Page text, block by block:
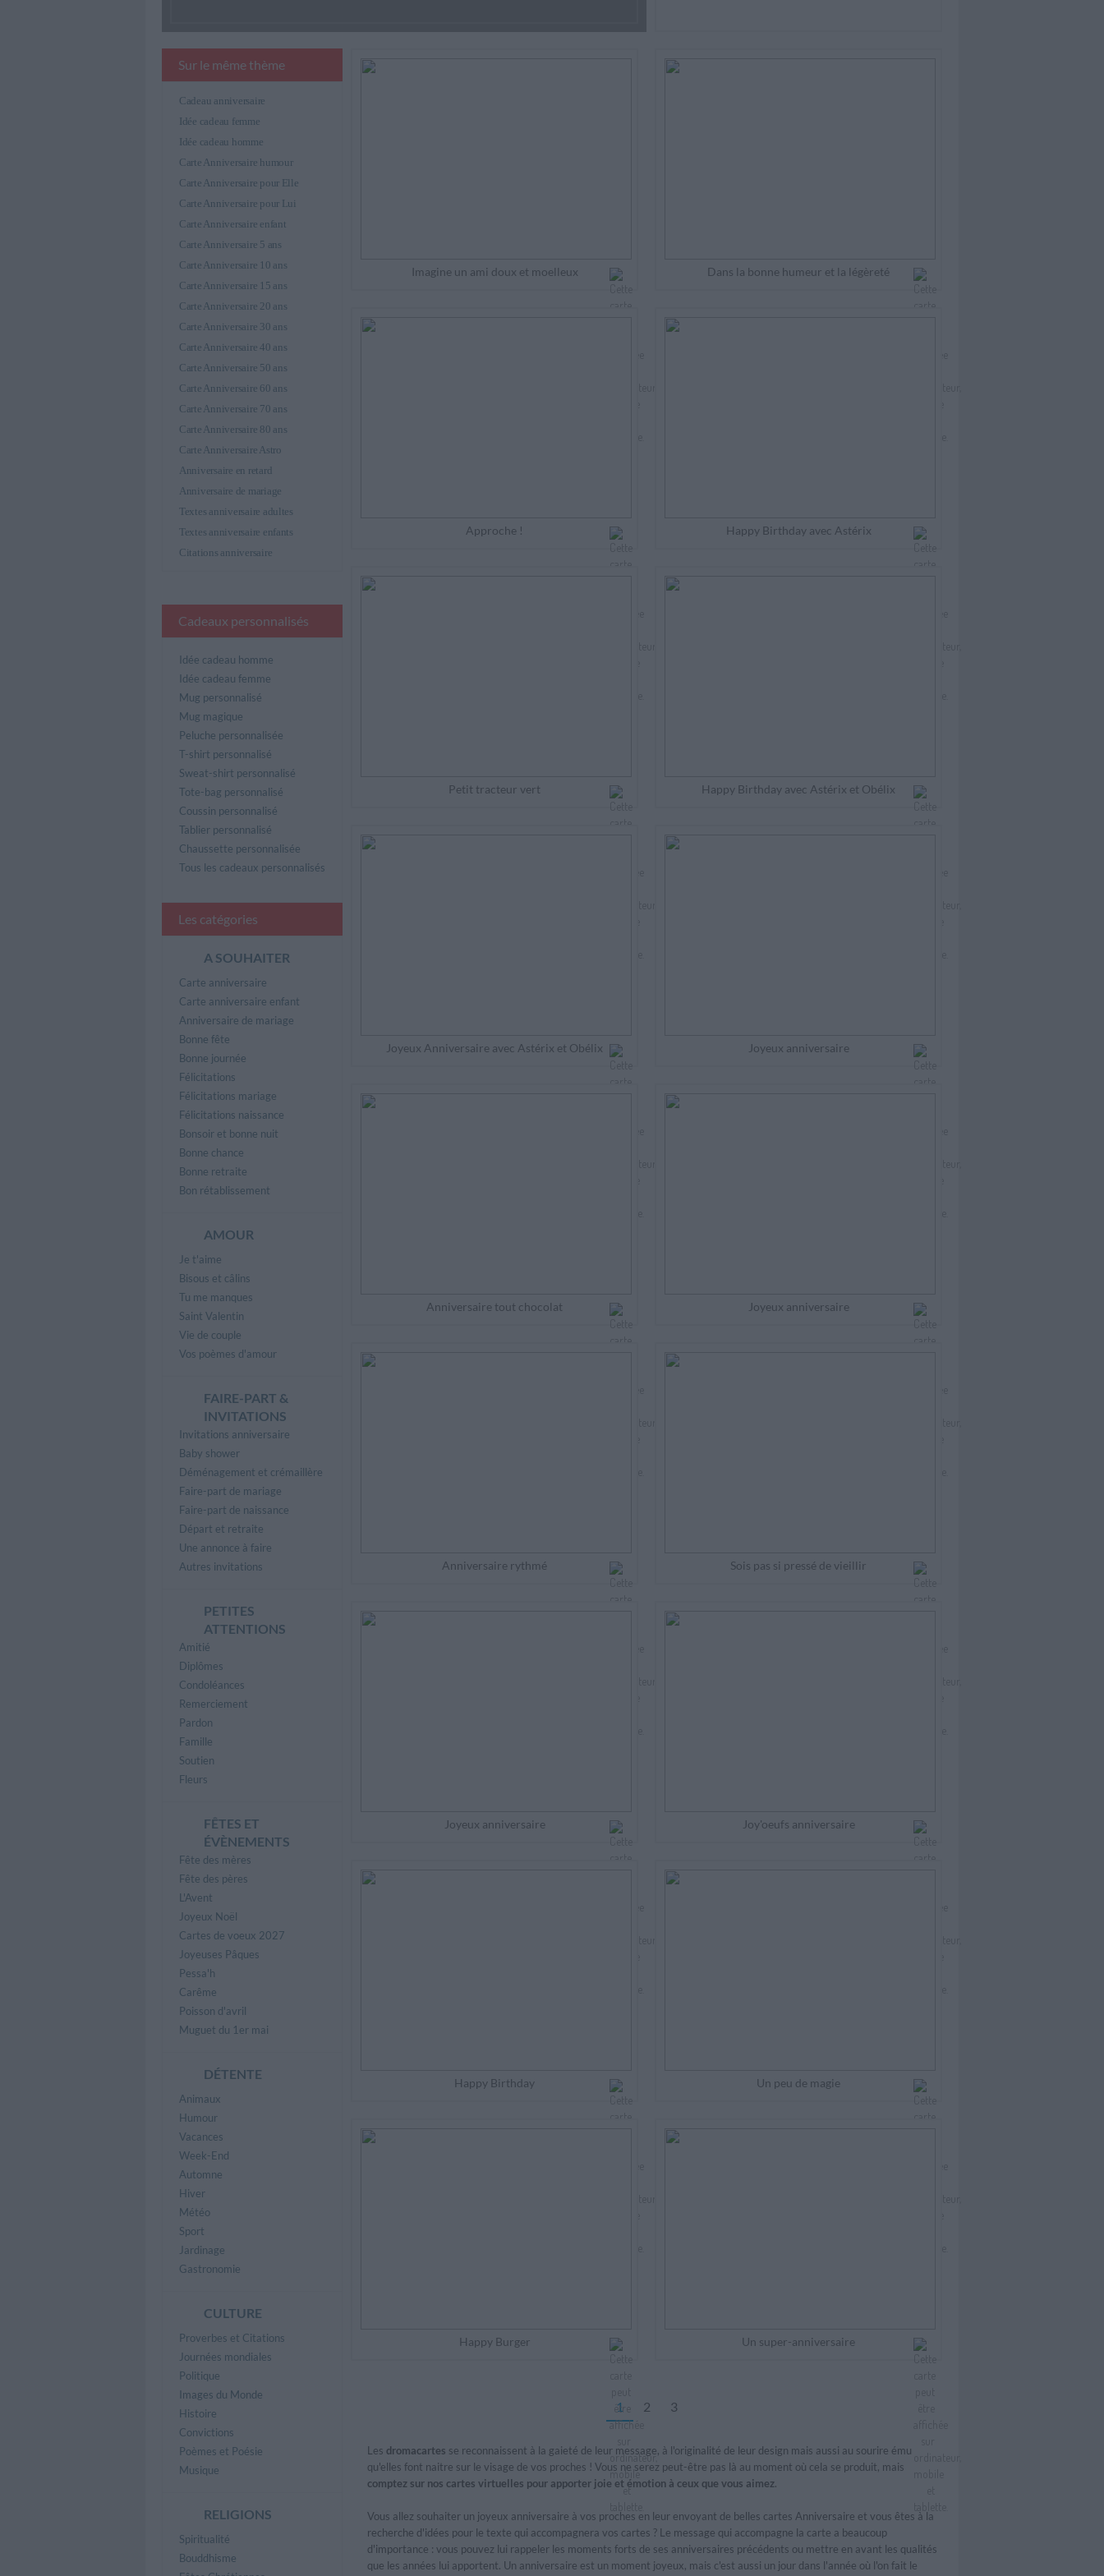
Imagine un ami doux et moelleux Dans la bonne humeur et la légèreté
Approche ! Happy Birthday avec Astérix
Petit tracteur vert Happy Birthday avec Astérix et Obélix
Joyeux Anniversaire avec Astérix et Obélix Joyeux anniversaire
Anniversaire tout chocolat Joyeux anniversaire
Anniversaire rythmé Sois pas si pressé de vieillir
Joyeux anniversaire Joy'oeufs anniversaire
Happy Birthday Un peu de magie
Happy Burger Un super-anniversaire
1 2 3
Les dromacartes se reconnaissent à la gaieté de leur message, à l'originalité de leur design mais aussi au sourire ému
qu'elles font naitre sur le visage de vos proches ! Vous ne serez peut-être pas là au moment où cela se produit, mais
comptez sur nos cartes virtuelles pour apporter joie et émotion à ceux que vous aimez.
Vous allez souhaiter un joyeux anniversaire à vos proches en leur envoyant de belles cartes Anniversaire et vous êtes à la
recherche d'idées pour le texte qui accompagnera vos cartes ? Le message qui accompagne la carte a beaucoup
d'importance : vous pouvez lui rappeler les moments forts de ses anniversaires précédents ou mettre en avant les qualités
que les années lui apportent. Un anniversaire est un moment joyeux, mais c'est aussi un jour dans l'année où l'on fait le
Sur le même thème
Cadeau anniversaire
Idée cadeau femme
Idée cadeau homme
Carte Anniversaire humour
Carte Anniversaire pour Elle
Carte Anniversaire pour Lui
Carte Anniversaire enfant
Carte Anniversaire 5 ans
Carte Anniversaire 10 ans
Carte Anniversaire 15 ans
Carte Anniversaire 20 ans
Carte Anniversaire 30 ans
Carte Anniversaire 40 ans
Carte Anniversaire 50 ans
Carte Anniversaire 60 ans
Carte Anniversaire 70 ans
Carte Anniversaire 80 ans
Carte Anniversaire Astro
Anniversaire en retard
Anniversaire de mariage
Textes anniversaire adultes
Textes anniversaire enfants
Citations anniversaire
Cadeaux personnalisés
Idée cadeau homme
Idée cadeau femme
Mug personnalisé
Mug magique
Peluche personnalisée
T-shirt personnalisé
Sweat-shirt personnalisé
Tote-bag personnalisé
Coussin personnalisé
Tablier personnalisé
Chaussette personnalisée
Tous les cadeaux personnalisés
Les catégories
A SOUHAITER
Carte anniversaire
Carte anniversaire enfant
Anniversaire de mariage
Bonne fête
Bonne journée
Félicitations
Félicitations mariage
Félicitations naissance
Bonsoir et bonne nuit
Bonne chance
Bonne retraite
Bon rétablissement
AMOUR
Je t'aime
Bisous et câlins
Tu me manques
Saint Valentin
Vie de couple
Vos poèmes d'amour
FAIRE-PART &
INVITATIONS
Invitations anniversaire
Baby shower
Déménagement et crémaillère
Faire-part de mariage
Faire-part de naissance
Départ et retraite
Une annonce à faire
Autres invitations
PETITES
ATTENTIONS
Amitié
Diplômes
Condoléances
Remerciement
Pardon
Famille
Soutien
Fleurs
FÊTES ET
ÉVÈNEMENTS
Fête des mères
Fête des pères
L'Avent
Joyeux Noël
Cartes de voeux 2027
Joyeuses Pâques
Pessa'h
Carême
Poisson d'avril
Muguet du 1er mai
DÉTENTE
Animaux
Humour
Vacances
Week-End
Automne
Hiver
Météo
Sport
Jardinage
Gastronomie
CULTURE
Proverbes et Citations
Journées mondiales
Politique
Images du Monde
Histoire
Convictions
Poèmes et Poésie
Musique
RELIGIONS
Spiritualité
Bouddhisme